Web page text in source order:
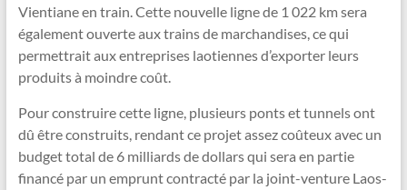
Vientiane en train. Cette nouvelle ligne de 1 022 km sera
également ouverte aux trains de marchandises, ce qui
permettrait aux entreprises laotiennes d’exporter leurs
produits à moindre coût.
Pour construire cette ligne, plusieurs ponts et tunnels ont
dû être construits, rendant ce projet assez coûteux avec un
budget total de 6 milliards de dollars qui sera en partie
financé par un emprunt contracté par la joint-venture Laos-